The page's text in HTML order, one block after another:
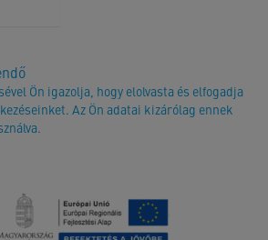
Ön igazolja, hogy elolvasta és elfogadja
Az Ön adatai kizárólag ennek